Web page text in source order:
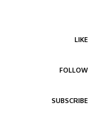
LIKE
FOLLOW
SUBSCRIBE